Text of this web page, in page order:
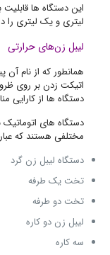
این دستگاه ها
لیتری و یک لیتری را دارند و تا 25 سانت
لیبل زن‌های حرارتی
همانطور که از نام
اتیکت زدن بر روی
دستگاه ها از کارایی
دستگاه های اتوماتیک
مختلفی هستند که
دستگاه لیبل زن گرد
تخت یک طرفه
تخت دو طرفه
لیبل زن دو کاره
سه کاره